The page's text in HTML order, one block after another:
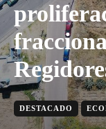
DESTACADO